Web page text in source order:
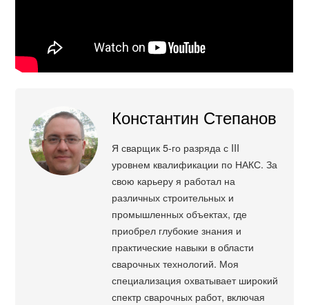
Константин Степанов
Я сварщик 5-го разряда с III
уровнем квалификации по НАКС. За
свою карьеру я работал на
различных строительных и
промышленных объектах, где
приобрел глубокие знания и
практические навыки в области
сварочных технологий. Моя
специализация охватывает широкий
спектр сварочных работ, включая